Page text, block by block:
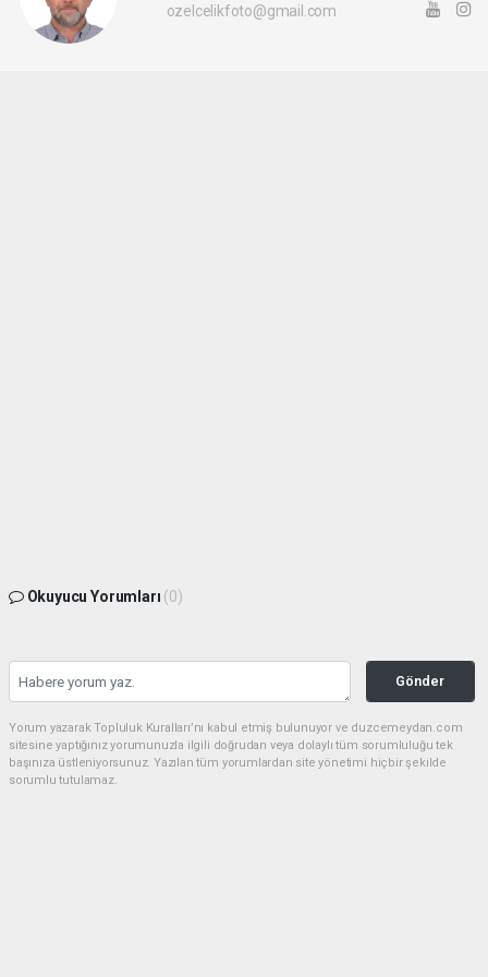
ozelcelikfoto@gmail.com
Okuyucu Yorumları (0)
Gönder
Yorum yazarak Topluluk Kuralları’nı kabul etmiş bulunuyor ve duzcemeydan.com
sitesine yaptığınız yorumunuzla ilgili doğrudan veya dolaylı tüm sorumluluğu tek
başınıza üstleniyorsunuz. Yazılan tüm yorumlardan site yönetimi hiçbir şekilde
sorumlu tutulamaz.